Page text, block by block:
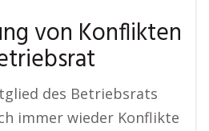
von Konflikten
des Betriebsrats
immer wieder Konflikte